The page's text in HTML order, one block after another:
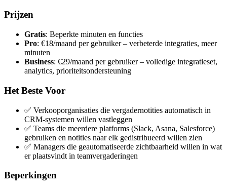
Prijzen
Gratis: Beperkte minuten en functies
Pro: €18/maand per gebruiker – verbeterde integraties, meer
minuten
Business: €29/maand per gebruiker – volledige integratieset,
analytics, prioriteitsondersteuning
Het Beste Voor
✅ Verkooporganisaties die vergadernotities automatisch in
CRM-systemen willen vastleggen
✅ Teams die meerdere platforms (Slack, Asana, Salesforce)
gebruiken en notities naar elk gedistribueerd willen zien
✅ Managers die geautomatiseerde zichtbaarheid willen in wat
er plaatsvindt in teamvergaderingen
Beperkingen